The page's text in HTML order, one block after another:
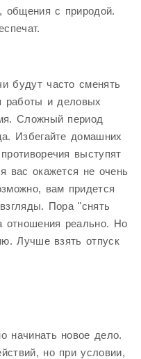
общения с природой.
будут часто сменять
работы и деловых
Сложный период
Избегайте домашних
выступят
вас окажется не очень
вам придется
Пора "снять
отношения реально. Но
Лучше взять отпуск
начинать новое дело.
но при условии,